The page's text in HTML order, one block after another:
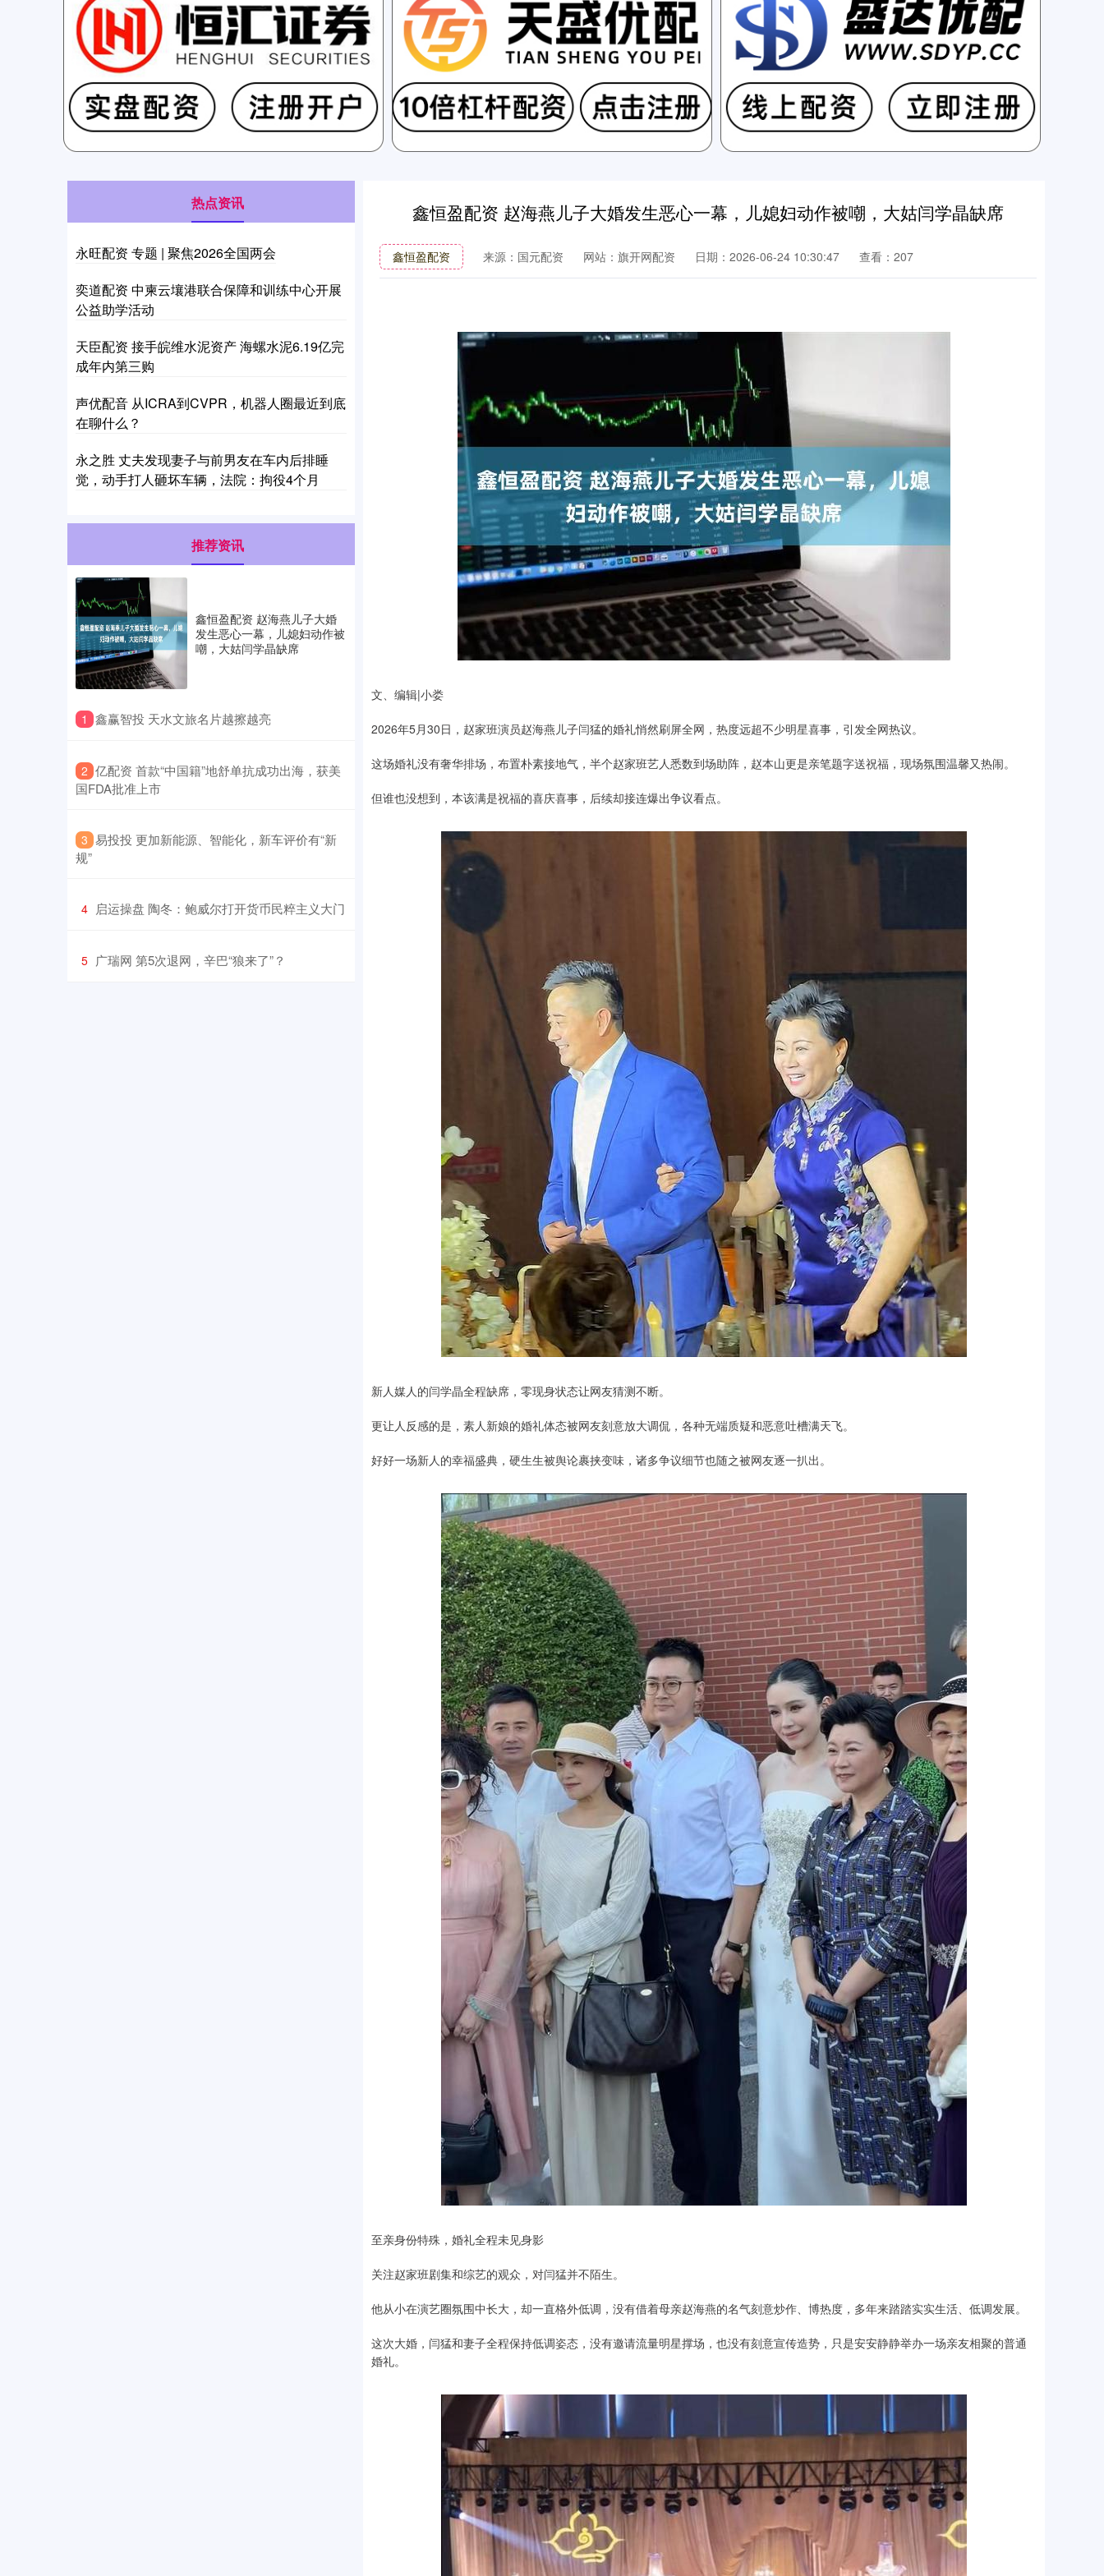
鑫恒盈配资 赵海燕儿子大婚发生恶心一幕，儿媳妇动作被嘲，大姑闫学晶缺席
鑫恒盈配资 来源：国元配资 网站：旗开网配资 日期：2026-06-24 10:30:47 查看：207
文、编辑|小娄
2026年5月30日，赵家班演员赵海燕儿子闫猛的婚礼悄然刷屏全网，热度远超不少明星喜事，引发全网热议。
这场婚礼没有奢华排场，布置朴素接地气，半个赵家班艺人悉数到场助阵，赵本山更是亲笔题字送祝福，现场氛围温馨又热闹。
但谁也没想到，本该满是祝福的喜庆喜事，后续却接连爆出争议看点。
新人媒人的闫学晶全程缺席，零现身状态让网友猜测不断。
更让人反感的是，素人新娘的婚礼体态被网友刻意放大调侃，各种无端质疑和恶意吐槽满天飞。
好好一场新人的幸福盛典，硬生生被舆论裹挟变味，诸多争议细节也随之被网友逐一扒出。
至亲身份特殊，婚礼全程未见身影
关注赵家班剧集和综艺的观众，对闫猛并不陌生。
他从小在演艺圈氛围中长大，却一直格外低调，没有借着母亲赵海燕的名气刻意炒作、博热度，多年来踏踏实实生活、低调发展。
这次大婚，闫猛和妻子全程保持低调姿态，没有邀请流量明星撑场，也没有刻意宣传造势，只是安安静静举办一场亲友相聚的普通
婚礼。
热点资讯
永旺配资 专题 | 聚焦2026全国两会
奕道配资 中柬云壤港联合保障和训练中心开展
公益助学活动
天臣配资 接手皖维水泥资产 海螺水泥6.19亿完
成年内第三购
声优配音 从ICRA到CVPR，机器人圈最近到底
在聊什么？
永之胜 丈夫发现妻子与前男友在车内后排睡
觉，动手打人砸坏车辆，法院：拘役4个月
推荐资讯
鑫恒盈配资 赵海燕儿子大婚
发生恶心一幕，儿媳妇动作被
嘲，大姑闫学晶缺席
1 ​鑫赢智投 天水文旅名片越擦越亮
2 ​亿配资 首款“中国籍”地舒单抗成功出海，获美
国FDA批准上市
3 ​易投投 更加新能源、智能化，新车评价有“新
规”
4 ​启运操盘 陶冬：鲍威尔打开货币民粹主义大门
5 ​广瑞网 第5次退网，辛巴“狼来了”？